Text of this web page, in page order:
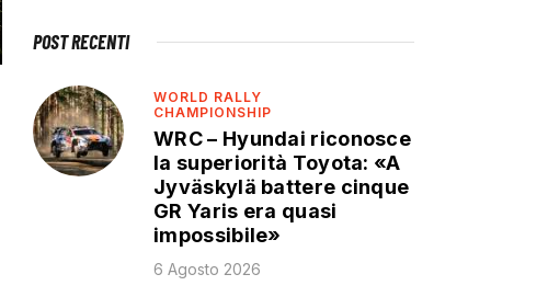
POST RECENTI
WORLD RALLY
CHAMPIONSHIP
WRC – Hyundai riconosce
la superiorità Toyota: «A
Jyväskylä battere cinque
GR Yaris era quasi
impossibile»
6 Agosto 2026